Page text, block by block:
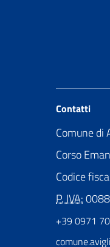
Contatti
Comune di
Corso
Codice
P. IVA:
+39 0971